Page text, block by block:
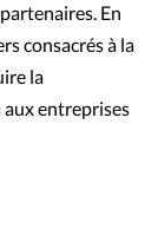
En
consacrés à la
la
aux entreprises